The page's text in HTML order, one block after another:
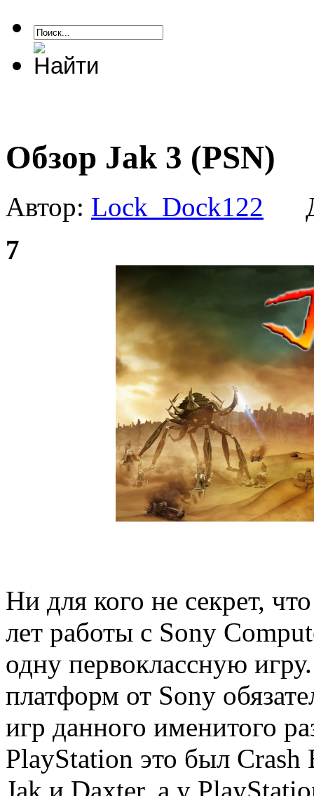
Обзор Jak 3 (PSN)
Автор: Lock_Dock122
7
Ни для кого не секрет,
лет работы с Sony
одну первоклассную
платформ от Sony
игр данного именитого
PlayStation это был